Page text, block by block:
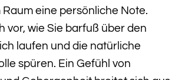
eine persönliche Note.
vor, wie Sie barfuß über den
laufen und die natürliche
spüren. Ein Gefühl von